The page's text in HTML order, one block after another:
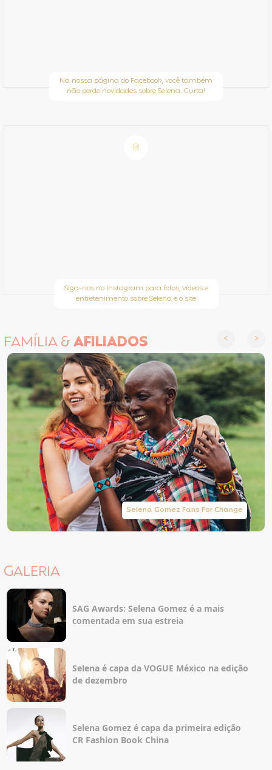
Na nossa página do Facebook, você também
não perde novidades sobre Selena. Curta!
Siga-nos no Instagram para fotos, vídeos e
entretenimento sobre Selena e o site
FAMÍLIA &AFILIADOS
Selena Gomez Fans For Change
GALERIA
SAG Awards: Selena Gomez é a mais
comentada em sua estreia
Selena é capa da VOGUE México na edição
de dezembro
Selena Gomez é capa da primeira edição
CR Fashion Book China